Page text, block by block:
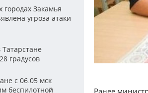
Закамья
угроза атаки
градусов
с 06.05 мск
беспилотной
Ранее